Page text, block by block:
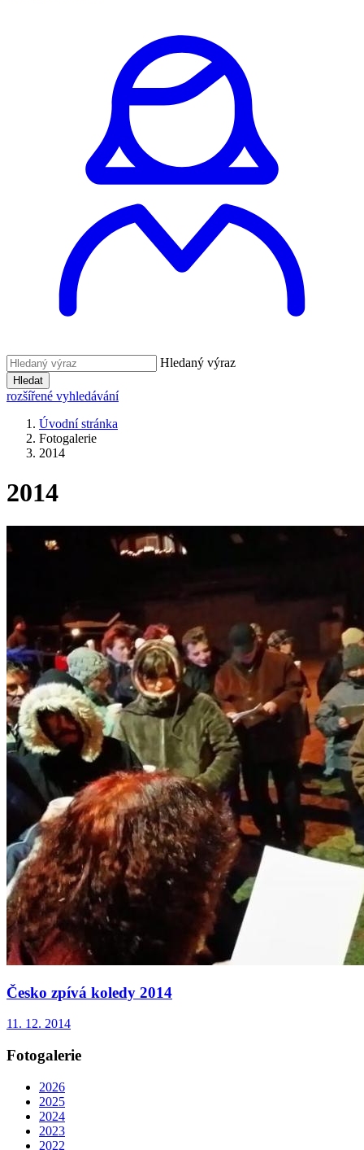
Hledaný výraz
Hledat
rozšířené vyhledávání
Úvodní stránka
Fotogalerie
2014
2014
Česko zpívá koledy 2014
11. 12. 2014
Fotogalerie
2026
2025
2024
2023
2022